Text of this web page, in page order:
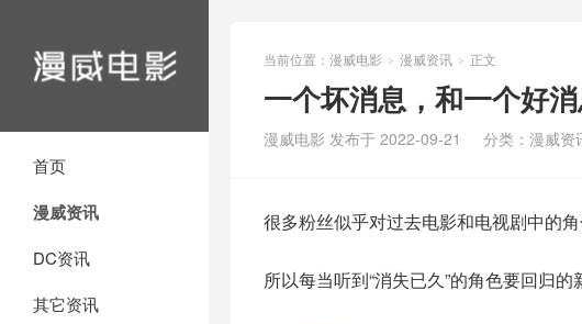
首页
漫威资讯
DC资讯
其它资讯
当前位置： 漫威电影 > 漫威资讯 > 正文
一个坏消息，和一个好
漫威电影 发布于 2022-09-21 分类： 漫威资
很多粉丝似乎对过去电影和电视剧中的角
所以每当听到“消失已久”的角色要回归的